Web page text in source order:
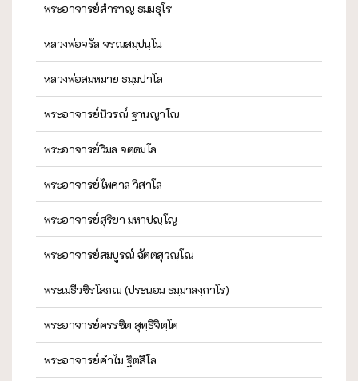
พระอาจารย์สำราญ ธมฺมธุโร
หลวงพ่อจรัล จรณสมฺปนฺโน
หลวงพ่อสมหมาย ธมฺมปาโล
พระอาจารย์นิวรณ์ ฐานญาโณ
พระอาจารย์วิมล จตฺตมโล
พระอาจารย์ไพศาล วิสาโล
พระอาจารย์สุริยา มหาปญฺโญ
พระอาจารย์สมบูรณ์ ฉัตตสุวณฺโณ
พระเมธีวชิรโสภณ (ประนอม ธมฺมาลงฺกาโร)
พระอาจารย์ครรชิต สุทฺธิจิตฺโต
พระอาจารย์คำไม ฐิตสีโล